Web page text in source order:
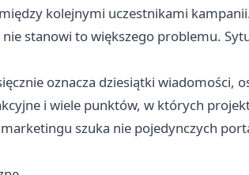
kolejnymi uczestnikami
stanowi to większego problemu.
oznacza dziesiątki wiadomości,
i wiele punktów, w których
szuka nie pojedynczych